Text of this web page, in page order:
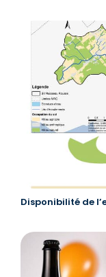
Disponibilité de